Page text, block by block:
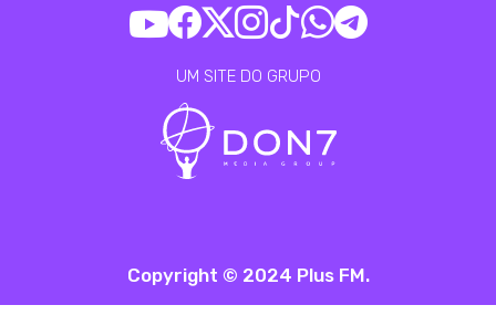
UM SITE DO GRUPO
Copyright © 2024 Plus FM.